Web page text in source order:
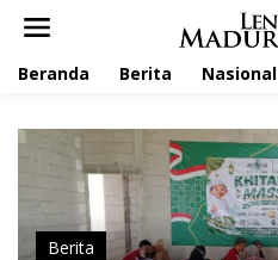
Beranda Berita Nasional
Berita